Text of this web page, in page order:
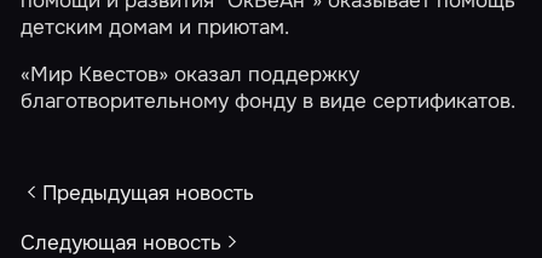
детским домам и приютам.
«Мир Квестов» оказал поддержку
благотворительному фонду в виде сертификатов.
Предыдущая новость
Следующая новость